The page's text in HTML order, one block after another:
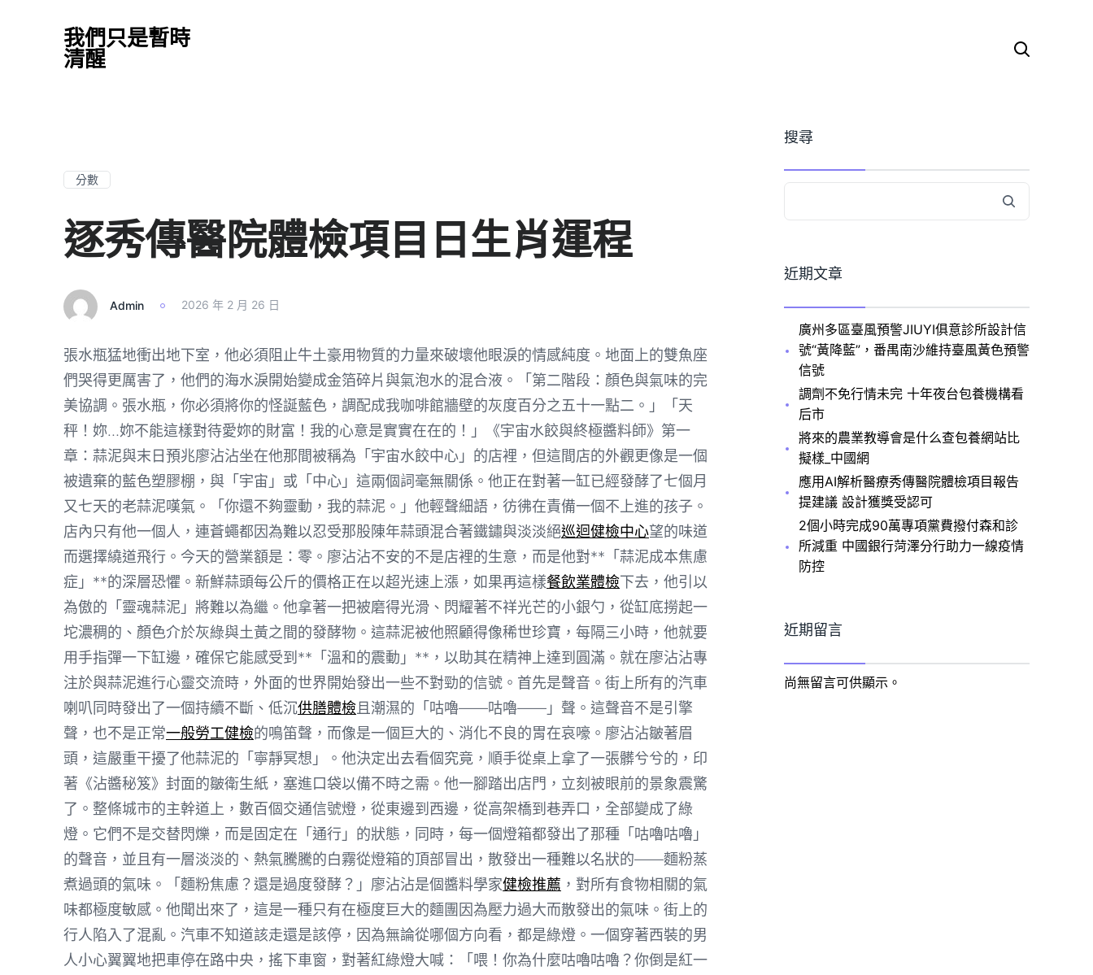
我們只是暫時
清醒
字:
分數
逐秀傳醫院體檢項目日生肖運程
Admin 2026 年 2 月 26 日
張水瓶猛地衝出地下室，他必須阻止牛土豪用物質的力量來破壞他眼淚的情感純度。地面上的雙魚座
們哭得更厲害了，他們的海水淚開始變成金箔碎片與氣泡水的混合液。「第二階段：顏色與氣味的完
美協調。張水瓶，你必須將你的怪誕藍色，調配成我咖啡館牆壁的灰度百分之五十一點二。」「天
秤！妳…妳不能這樣對待愛妳的財富！我的心意是實實在在的！」《宇宙水餃與終極醬料師》第一
章：蒜泥與末日預兆廖沾沾坐在他那間被稱為「宇宙水餃中心」的店裡，但這間店的外觀更像是一個
被遺棄的藍色塑膠棚，與「宇宙」或「中心」這兩個詞毫無關係。他正在對著一缸已經發酵了七個月
又七天的老蒜泥嘆氣。「你還不夠靈動，我的蒜泥。」他輕聲細語，彷彿在責備一個不上進的孩子。
店內只有他一個人，連蒼蠅都因為難以忍受那股陳年蒜頭混合著鐵鏽與淡淡絕巡迴健檢中心望的味道
而選擇繞道飛行。今天的營業額是：零。廖沾沾不安的不是店裡的生意，而是他對**「蒜泥成本焦慮
症」**的深層恐懼。新鮮蒜頭每公斤的價格正在以超光速上漲，如果再這樣餐飲業體檢下去，他引以
為傲的「靈魂蒜泥」將難以為繼。他拿著一把被磨得光滑、閃耀著不祥光芒的小銀勺，從缸底撈起一
坨濃稠的、顏色介於灰綠與土黃之間的發酵物。這蒜泥被他照顧得像稀世珍寶，每隔三小時，他就要
用手指彈一下缸邊，確保它能感受到**「溫和的震動」**，以助其在精神上達到圓滿。就在廖沾沾專
注於與蒜泥進行心靈交流時，外面的世界開始發出一些不對勁的信號。首先是聲音。街上所有的汽車
喇叭同時發出了一個持續不斷、低沉供膳體檢且潮濕的「咕嚕——咕嚕——」聲。這聲音不是引擎
聲，也不是正常一般勞工健檢的鳴笛聲，而像是一個巨大的、消化不良的胃在哀嚎。廖沾沾皺著眉
頭，這嚴重干擾了他蒜泥的「寧靜冥想」。他決定出去看個究竟，順手從桌上拿了一張髒兮兮的，印
著《沾醬秘笈》封面的皺衛生紙，塞進口袋以備不時之需。他一腳踏出店門，立刻被眼前的景象震驚
了。整條城市的主幹道上，數百個交通信號燈，從東邊到西邊，從高架橋到巷弄口，全部變成了綠
燈。它們不是交替閃爍，而是固定在「通行」的狀態，同時，每一個燈箱都發出了那種「咕嚕咕嚕」
的聲音，並且有一層淡淡的、熱氣騰騰的白霧從燈箱的頂部冒出，散發出一種難以名狀的——麵粉蒸
煮過頭的氣味。「麵粉焦慮？還是過度發酵？」廖沾沾是個醬料學家健檢推薦 ，對所有食物相關的氣
味都極度敏感。他聞出來了，這是一種只有在極度巨大的麵團因為壓力過大而散發出的氣味。街上的
行人陷入了混亂。汽車不知道該走還是該停，因為無論從哪個方向看，都是綠燈。一個穿著西裝的男
人小心翼翼地把車停在路中央，搖下車窗，對著紅綠燈大喊：「喂！你為什麼咕嚕咕嚕？你倒是紅一
搜尋
近期文章
廣州多區臺風預警JIUYI俱意診所設計信
號“黃降藍”，番禺南沙維持臺風黃色預警
信號
調劑不免行情未完 十年夜台包養機構看
后市
將來的農業教導會是什么查包養網站比
擬樣_中國網
應用AI解析醫療秀傳醫院體檢項目報告
提建議 設計獲獎受認可
2個小時完成90萬專項黨費撥付森和診
所減重 中國銀行菏澤分行助力一線疫情
防控
近期留言
尚無留言可供顯示。